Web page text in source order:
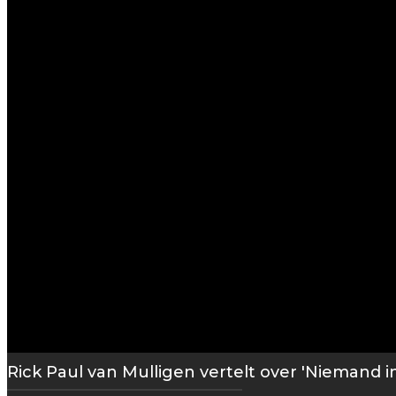
Rick Paul van Mulligen vertelt over 'Niemand